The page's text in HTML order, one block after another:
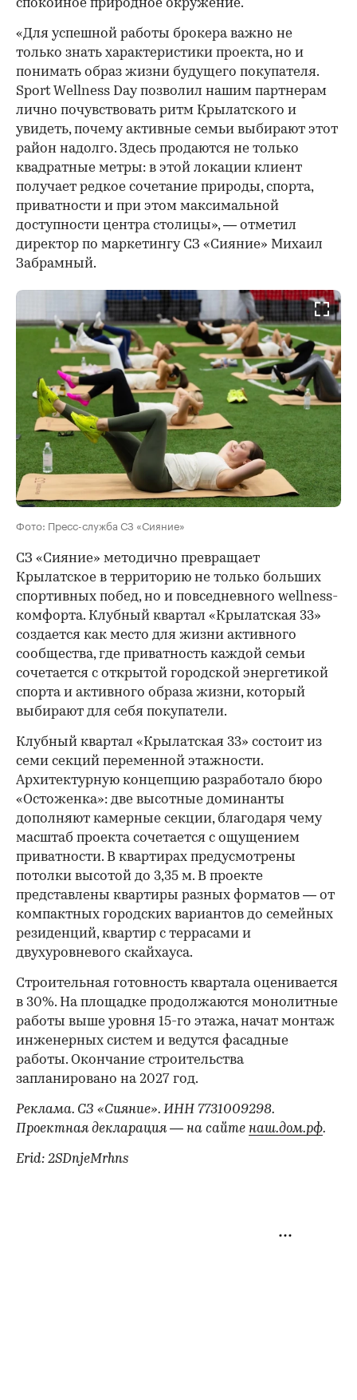
спокойное природное окружение.
«Для успешной работы брокера важно не
только знать характеристики проекта, но и
понимать образ жизни будущего покупателя.
Sport Wellness Day позволил нашим партнерам
лично почувствовать ритм Крылатского и
увидеть, почему активные семьи выбирают этот
район надолго. Здесь продаются не только
квадратные метры: в этой локации клиент
получает редкое сочетание природы, спорта,
приватности и при этом максимальной
доступности центра столицы», — отметил
директор по маркетингу СЗ «Сияние» Михаил
Забрамный.
Фото: Пресс-служба СЗ «Сияние»
СЗ «Сияние» методично превращает
Крылатское в территорию не только больших
спортивных побед, но и повседневного wellness-
комфорта. Клубный квартал «Крылатская 33»
создается как место для жизни активного
сообщества, где приватность каждой семьи
сочетается с открытой городской энергетикой
спорта и активного образа жизни, который
выбирают для себя покупатели.
Клубный квартал «Крылатская 33» состоит из
семи секций переменной этажности.
Архитектурную концепцию разработало бюро
«Остоженка»: две высотные доминанты
дополняют камерные секции, благодаря чему
масштаб проекта сочетается с ощущением
приватности. В квартирах предусмотрены
потолки высотой до 3,35 м. В проекте
представлены квартиры разных форматов — от
компактных городских вариантов до семейных
резиденций, квартир с террасами и
двухуровневого скайхауса.
Строительная готовность квартала оценивается
в 30%. На площадке продолжаются монолитные
работы выше уровня 15-го этажа, начат монтаж
инженерных систем и ведутся фасадные
работы. Окончание строительства
запланировано на 2027 год.
Реклама. СЗ «Сияние». ИНН 7731009298.
Проектная декларация — на сайте наш.дом.рф.
Erid: 2SDnjeMrhns